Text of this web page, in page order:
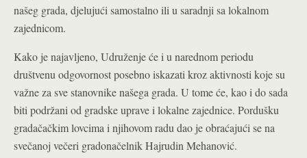
našeg grada, djelujući samostalno ili u saradnji sa lokalnom
zajednicom.
Kako je najavljeno, Udruženje će i u narednom periodu
društvenu odgovornost posebno iskazati kroz aktivnosti koje su
važne za sve stanovnike našega grada. U tome će, kao i do sada
biti podržani od gradske uprave i lokalne zajednice. Pordušku
gradačačkim lovcima i njihovom radu dao je obraćajući se na
svečanoj večeri gradonačelnik Hajrudin Mehanović.